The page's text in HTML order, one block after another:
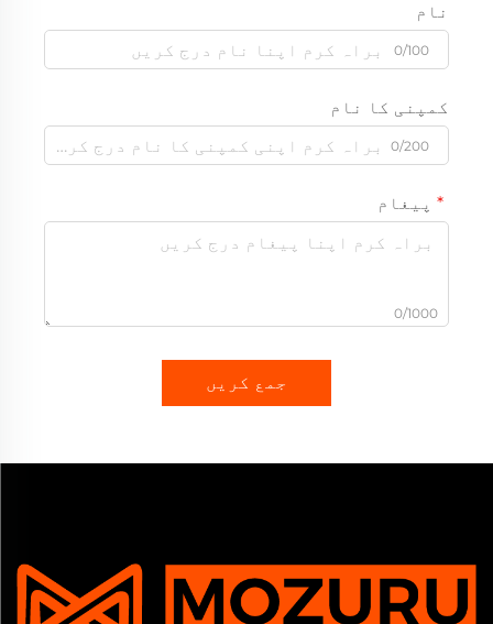
نام
0/100
کمپنی کا نام
0/200
پیغام
0/1000
جمع کریں